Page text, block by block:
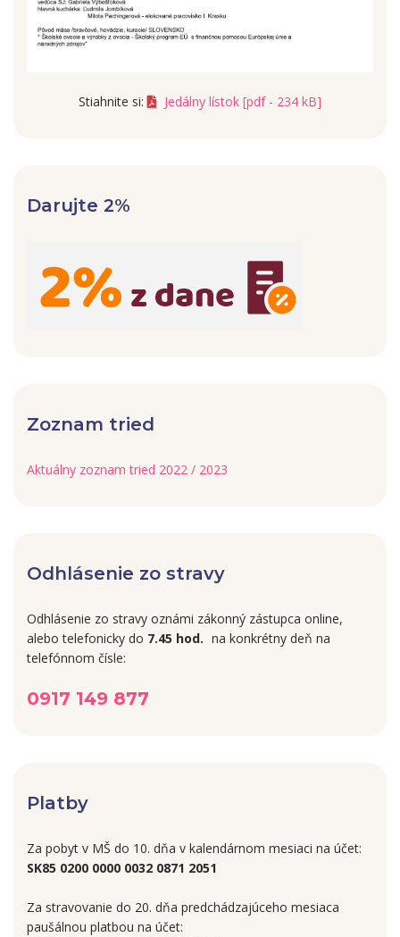
Stiahnite si: Jedálny lístok [pdf - 234 kB]
Darujte 2%
Zoznam tried
Aktuálny zoznam tried 2022 / 2023
Odhlásenie zo stravy
Odhlásenie zo stravy oznámi zákonný zástupca online,
alebo telefonicky do 7.45 hod. na konkrétny deň na
telefónnom čísle:
0917 149 877
Platby
Za pobyt v MŠ do 10. dňa v kalendárnom mesiaci na účet:
SK85 0200 0000 0032 0871 2051
Za stravovanie do 20. dňa predchádzajúceho mesiaca
paušálnou platbou na účet: